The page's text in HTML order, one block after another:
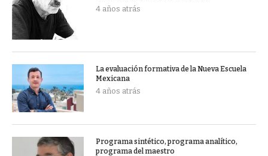
4 años atrás
La evaluación formativa de la Nueva Escuela
Mexicana
4 años atrás
Programa sintético, programa analítico,
programa del maestro